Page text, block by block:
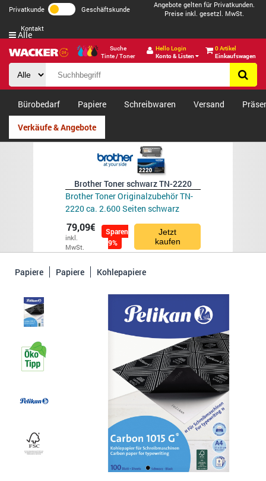
Privatkunde Geschäftskunde
Angebote gelten für Privatkunden.
Preise inkl. gesetzl. MwSt.
Kontakt
Suche
Tinte / Toner
Hello Login
Konto & Listen
0 Artikel
Einkaufswagen
Alle
Bürobedarf Papiere Schreibwaren Versand
Verkäufe & Angebote
Brother Toner schwarz TN-2220
Brother Toner Originalzubehör TN-
2220 ca. 2.600 Seiten schwarz
79,09€
inkl.
MwSt.
Sparen
9%
Jetzt
kaufen
Papiere Papiere Kohlepapiere